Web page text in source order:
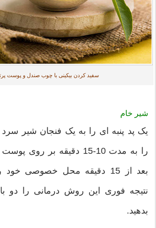
سفید کردن بیکینی با چوب صندل و پوست
شیر خام
یک پد پنبه ای را به یک فنجان شیر سرد
را به مدت 10-15 دقیقه بر
بعد از 15 دقیقه محل خصوصی
نتیجه فوری این روش درمانی را دو
بدهید.